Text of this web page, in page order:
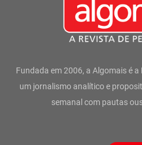
Fundada em 2006, a Algomais é
um jornalismo analítico e
semanal com pautas